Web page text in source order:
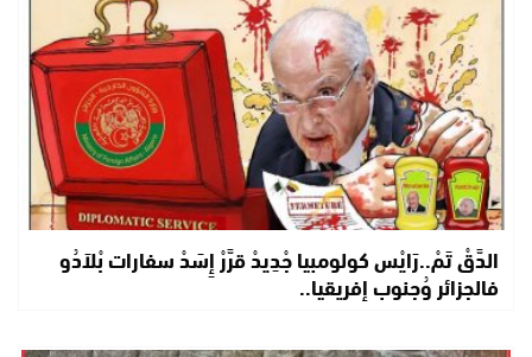
الدَّقْ تَمْ..رَايْس كولومبيا جْدِيدْ قرَّرْ إِسَدْ سفارات بْلاَدُو
فالجزائر وُجنوب إفريقيا..